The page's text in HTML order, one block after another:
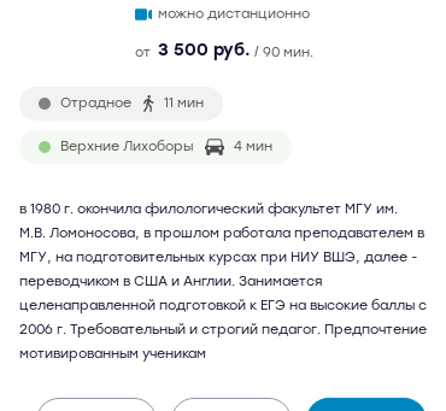
можно дистанционно
от 3 500 руб. / 90 мин.
Отрадное 11 мин
Верхние Лихоборы 4 мин
в 1980 г. окончила филологический факультет МГУ им.
М.В. Ломоносова, в прошлом работала преподавателем в
МГУ, на подготовительных курсах при НИУ ВШЭ, далее -
переводчиком в США и Англии. Занимается
целенаправленной подготовкой к ЕГЭ на высокие баллы с
2006 г. Требовательный и строгий педагог. Предпочтение
мотивированным ученикам